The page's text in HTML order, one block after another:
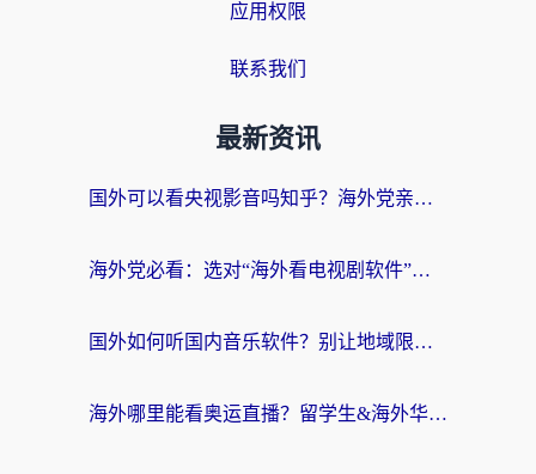
应用权限
联系我们
最新资讯
国外可以看央视影音吗知乎？海外党亲测有效的回国加速方案
海外党必看：选对“海外看电视剧软件”，再也不用愁国内剧刷不了
国外如何听国内音乐软件？别让地域限制，断了你的中文歌单
海外哪里能看奥运直播？留学生&海外华人必看的体育赛事观赛终极指南